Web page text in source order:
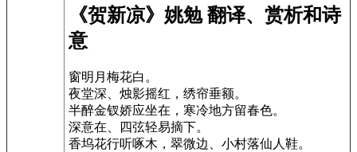
《贺新凉》姚勉 翻译、赏析和诗
意
窗明月梅花白。
夜堂深、烛影摇红，绣帘垂额。
半醉金钗娇应坐在，寒冷地方留春色。
深意在、四弦轻易摘下。
香坞花行听啄木，翠微边、小村落仙人鞋。